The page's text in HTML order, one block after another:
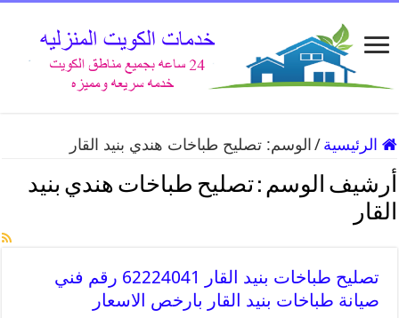
الرئيسية / الوسم:تصليح طباخات هندي بنيد القار
أرشيف الوسم :تصليح طباخات هندي بنيد
القار
تصليح طباخات بنيد القار 62224041 رقم فني
صيانة طباخات بنيد القار بارخص الاسعار